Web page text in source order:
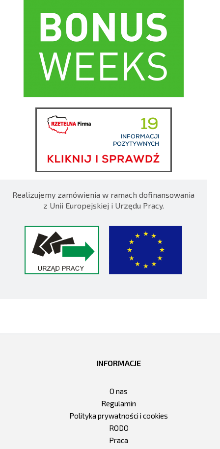
Realizujemy zamówienia w ramach dofinansowania
z Unii Europejskiej i Urzędu Pracy.
INFORMACJE
O nas
Regulamin
Polityka prywatności i cookies
RODO
Praca